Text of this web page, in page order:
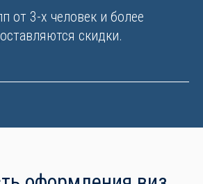
от 3-х человек и более
скидки.